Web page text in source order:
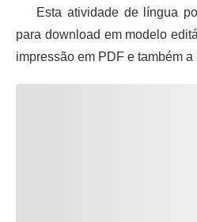
Esta atividade de língua
para download em modelo
impressão em PDF e também